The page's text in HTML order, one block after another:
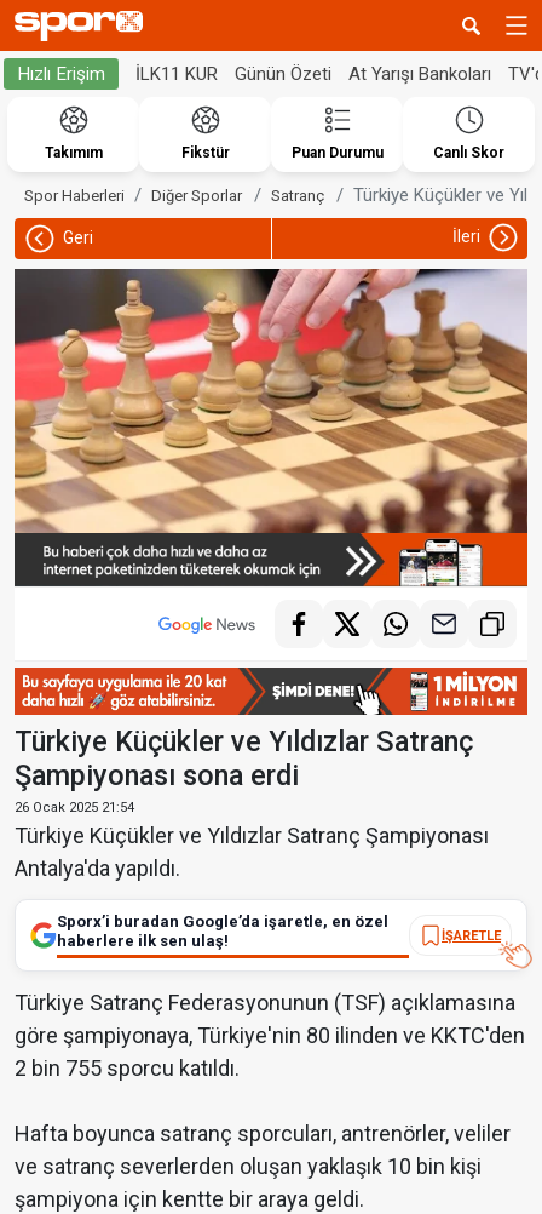
Hızlı Erişim İLK11 KUR Günün Özeti At Yarışı Bankoları
Takımım Fikstür Puan Durumu Canlı Skor
Spor Haberleri Diğer Sporlar Satranç Türkiye Küçükler ve
Geri İleri
Türkiye Küçükler ve Yıldızlar Satranç
Şampiyonası sona erdi
26 Ocak 2025 21:54
Türkiye Küçükler ve Yıldızlar Satranç Şampiyonası
Antalya'da yapıldı.
Sporx’i buradan Google’da işaretle, en özel
haberlere ilk sen ulaş!
İŞARETLE
Türkiye Satranç Federasyonunun (TSF) açıklamasına
göre şampiyonaya, Türkiye'nin 80 ilinden ve KKTC'den
2 bin 755 sporcu katıldı.
Hafta boyunca satranç sporcuları, antrenörler, veliler
ve satranç severlerden oluşan yaklaşık 10 bin kişi
şampiyona için kentte bir araya geldi.